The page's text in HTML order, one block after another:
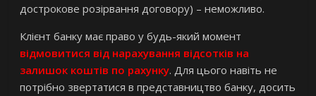
дострокове розірвання договору) – неможливо.
Клієнт банку має право у будь-який момент
відмовитися від нарахування відсотків на
залишок коштів по рахунку. Для цього навіть не
потрібно звертатися в представництво банку, досить